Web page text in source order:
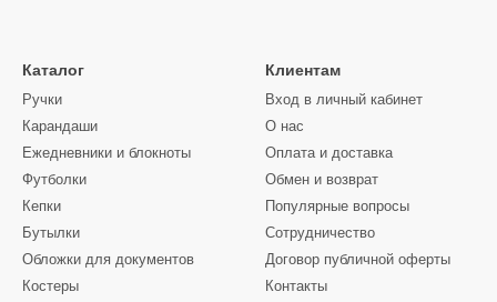
Каталог
Ручки
Карандаши
Ежедневники и блокноты
Футболки
Кепки
Бутылки
Обложки для документов
Костеры
Клиентам
Вход в личный кабинет
О нас
Оплата и доставка
Обмен и возврат
Популярные вопросы
Сотрудничество
Договор публичной оферты
Контакты